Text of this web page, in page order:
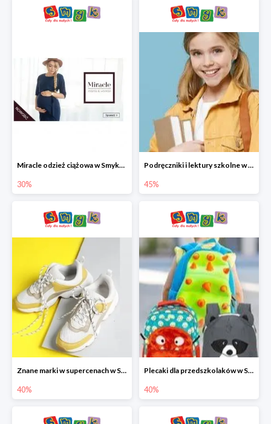
Miracle odzież ciążowa w Smyku co -30%
30%
Podręczniki i lektury szkolne w Smyku do -45%
45%
Znane marki w supercenach w Smyku - buty do -40%
40%
Plecaki dla przedszkolaków w Smyku do -40%
40%